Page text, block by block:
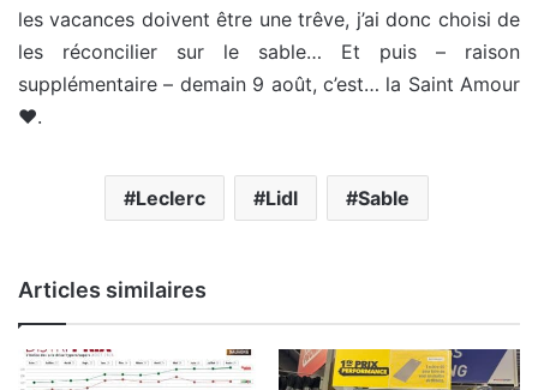
les vacances doivent être une trêve, j’ai donc choisi de
les réconcilier sur le sable… Et puis – raison
supplémentaire – demain 9 août, c’est… la Saint Amour
❤️.
Leclerc Lidl Sable
Articles similaires